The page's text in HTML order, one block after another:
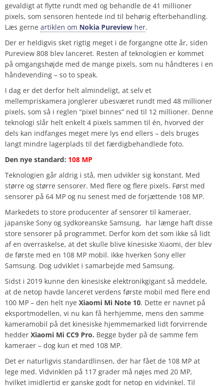
gevaldigt at flytte rundt med og behandle de 41 millioner
pixels, som sensoren hentede ind til behørig efterbehandling.
Læs gerne artiklen om Nokia Pureview her.
Der er heldigvis sket rigtig meget i de forgangne otte år, siden
Pureview 808 blev lanceret. Resten af teknologien er kommet
på omgangshøjde med de mange pixels, som nu håndteres i en
håndevending – so to speak.
I dag er det derfor helt almindeligt, at selv et
mellempriskamera jonglerer ubesværet rundt med 48 millioner
pixels, som så i reglen “pixel binnes” ned til 12 millioner. Denne
teknologi slår helt enkelt 4 pixels sammen til én, hvorved der
dels kan indfanges meget mere lys end ellers – dels bruges
langt mindre lagerplads til det færdigbehandlede foto.
Den nye standard: 108 MP
Teknologien går aldrig i stå, men udvikler sig konstant. Med
større og større sensorer. Med flere og flere pixels. Først med
sensorer på 64 MP og nu senest med de forjættende 108 MP.
Markedets to store producenter af sensorer til kameraer,
japanske Sony og sydkoreanske Samsung, har længe haft disse
store sensorer på programmet. Derfor kom det som ikke så lidt
af en overraskelse, at det skulle blive kinesiske Xiaomi, der blev
de første med en 108 MP mobil. Ikke hverken Sony eller
Samsung. Dog udviklet i samarbejde med Samsung.
Sidst i 2019 kunne den kinesiske elektronikgigant så meddele,
at de netop havde lanceret verdens første mobil med flere end
100 MP – den helt nye Xiaomi Mi Note 10. Dette er navnet på
eksportmodellen, vi nu kan få herhjemme, mens den samme
kameramobil på det kinesiske hjemmemarked lidt forvirrende
hedder Xiaomi Mi CC9 Pro. Begge byder på de samme fem
kameraer – dog kun et med 108 MP.
Det er naturligvis standardlinsen, der har fået de 108 MP at
lege med. Vidvinklen på 117 grader må nøjes med 20 MP,
hvilket imidlertid er ganske godt for netop en vidvinkel. Til